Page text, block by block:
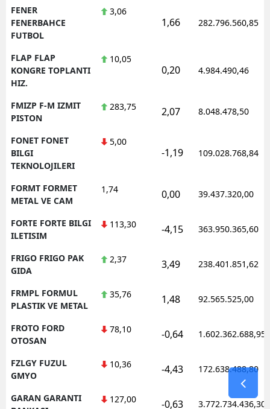
FENER
FENERBAHCE
FUTBOL
3,06
1,66 282.796.560,85
FLAP FLAP
KONGRE TOPLANTI
HIZ.
10,05
0,20 4.984.490,46
FMIZP F-M IZMIT
PISTON
283,75 2,07 8.048.478,50
FONET FONET
BILGI
TEKNOLOJILERI
5,00
-1,19 109.028.768,84
FORMT FORMET
METAL VE CAM
1,74 0,00 39.437.320,00
FORTE FORTE BILGI
ILETISIM
113,30 -4,15 363.950.365,60
FRIGO FRIGO PAK
GIDA
2,37 3,49 238.401.851,62
FRMPL FORMUL
PLASTIK VE METAL
35,76 1,48 92.565.525,00
FROTO FORD
OTOSAN
78,10 -0,64 1.602.362.688,95
FZLGY FUZUL
GMYO
10,36 -4,43 172.638.488,80
GARAN GARANTI
127,00 -0,63 3.772.734.436,30